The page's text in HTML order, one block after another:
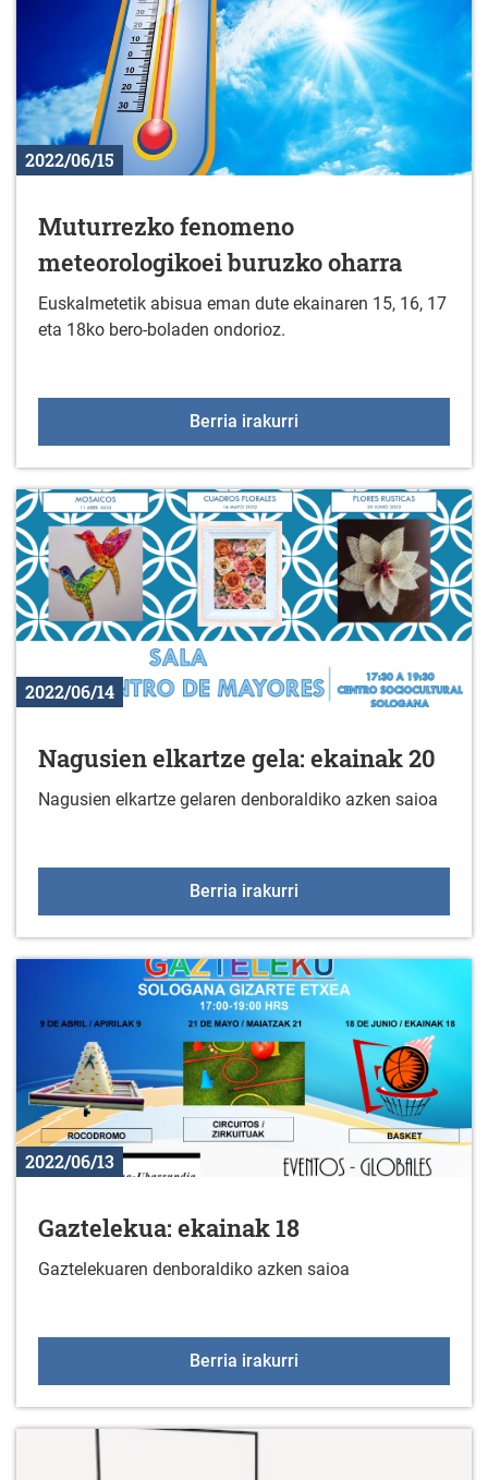
2022/06/15
Muturrezko fenomeno
meteorologikoei buruzko oharra
Euskalmetetik abisua eman dute ekainaren 15, 16, 17
eta 18ko bero-boladen ondorioz.
Berria irakurri
2022/06/14
Nagusien elkartze gela: ekainak 20
Nagusien elkartze gelaren denboraldiko azken saioa
Berria irakurri
2022/06/13
Gaztelekua: ekainak 18
Gaztelekuaren denboraldiko azken saioa
Berria irakurri